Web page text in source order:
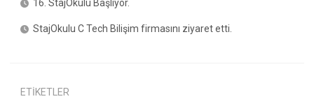
16. StajOkulu Başlıyor.
StajOkulu C Tech Bilişim firmasını ziyaret etti.
ETIKETLER